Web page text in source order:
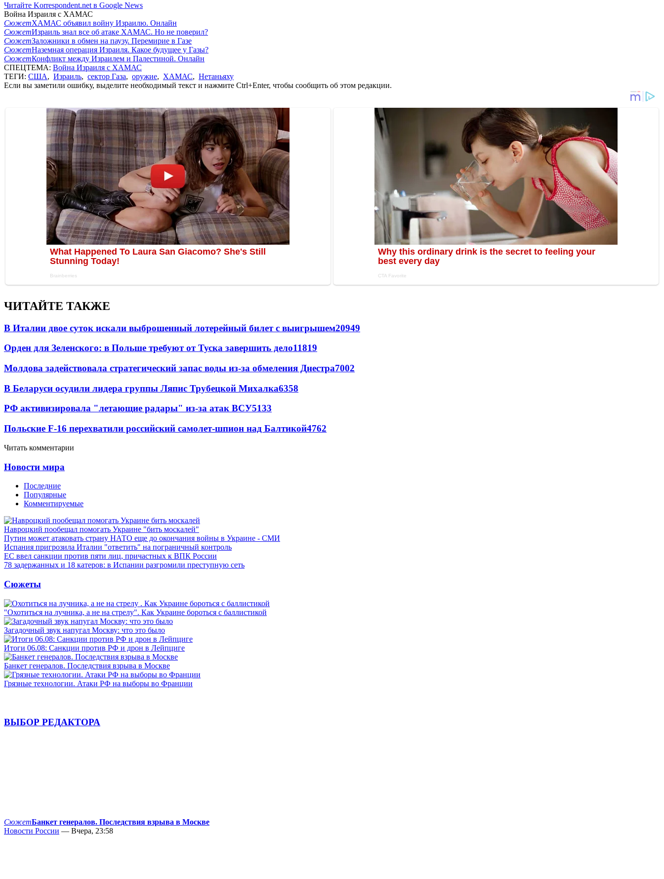
Читайте Korrespondent.net в Google News
Война Израиля с ХАМАС
СюжетХАМАС объявил войну Израилю. Онлайн
СюжетИзраиль знал все об атаке ХАМАС. Но не поверил?
СюжетЗаложники в обмен на паузу. Перемирие в Газе
СюжетНаземная операция Израиля. Какое будущее у Газы?
СюжетКонфликт между Израилем и Палестиной. Онлайн
СПЕЦТЕМА: Война Израиля с ХАМАС
ТЕГИ: США, Израиль, сектор Газа, оружие, ХАМАС, Нетаньяху
Если вы заметили ошибку, выделите необходимый текст и нажмите Ctrl+Enter, чтобы сообщить об этом редакции.
ЧИТАЙТЕ ТАКЖЕ
В Италии двое суток искали выброшенный лотерейный билет с выигрышем20949
Орден для Зеленского: в Польше требуют от Туска завершить дело11819
Молдова задействовала стратегический запас воды из-за обмеления Днестра7002
В Беларуси осудили лидера группы Ляпис Трубецкой Михалка6358
РФ активизировала "летающие радары" из-за атак ВСУ5133
Польские F-16 перехватили российский самолет-шпион над Балтикой4762
Читать комментарии
Новости мира
Последние
Популярные
Комментируемые
Навроцкий пообещал помогать Украине "бить москалей"
Путин может атаковать страну НАТО еще до окончания войны в Украине - СМИ
Испания пригрозила Италии "ответить" на пограничный контроль
ЕС ввел санкции против пяти лиц, причастных к ВПК России
78 задержанных и 18 катеров: в Испании разгромили преступную сеть
Сюжеты
"Охотиться на лучника, а не на стрелу". Как Украине бороться с баллистикой
Загадочный звук напугал Москву: что это было
Итоги 06.08: Санкции против РФ и дрон в Лейпциге
Банкет генералов. Последствия взрыва в Москве
Грязные технологии. Атаки РФ на выборы во Франции
ВЫБОР РЕДАКТОРА
СюжетБанкет генералов. Последствия взрыва в Москве
Новости России — Вчера, 23:58